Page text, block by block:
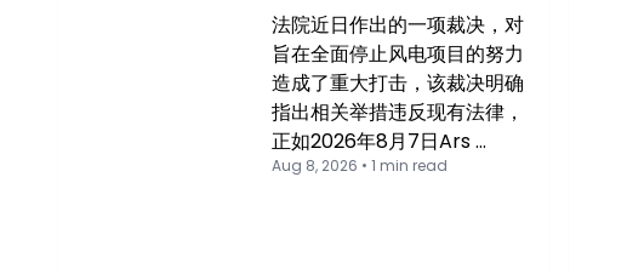
法院近日作出的一项裁决，对
旨在全面停止风电项目的努力
造成了重大打击，该裁决明确
指出相关举措违反现有法律，
正如2026年8月7日Ars …
Aug 8, 2026 • 1 min read